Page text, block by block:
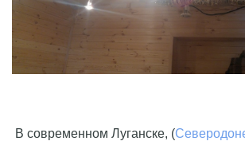
В современном Луганске, (